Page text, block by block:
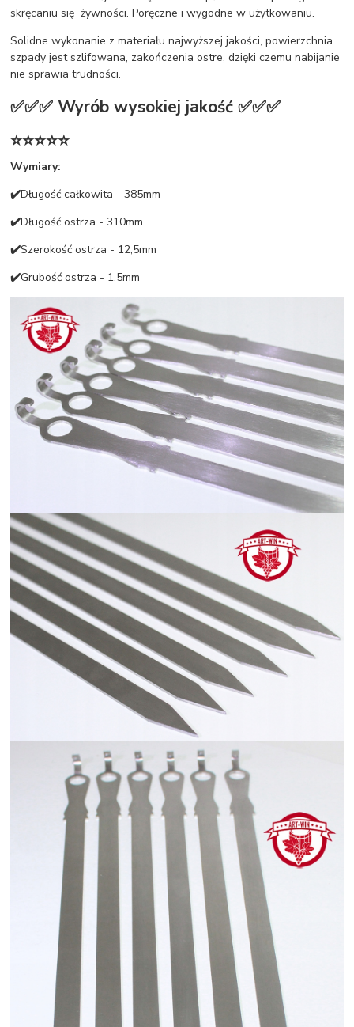
skręcaniu się żywności. Poręczne i wygodne w użytkowaniu.
Solidne wykonanie z materiału najwyższej jakości, powierzchnia
szpady jest szlifowana, zakończenia ostre, dzięki czemu nabijanie
nie sprawia trudności.
✅✅✅ Wyrób wysokiej jakość ✅✅✅
⭐⭐⭐⭐⭐
Wymiary:
✔️Długość całkowita - 385mm
✔️Długość ostrza - 310mm
✔️Szerokość ostrza - 12,5mm
✔️Grubość ostrza - 1,5mm